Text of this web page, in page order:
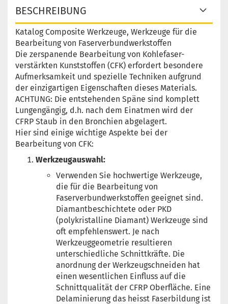
BESCHREIBUNG
Katalog Composite Werkzeuge, Werkzeuge für die
Bearbeitung von Faserverbundwerkstoffen
Die zerspanende Bearbeitung von Kohlefaser-
verstärkten Kunststoffen (CFK) erfordert besondere
Aufmerksamkeit und spezielle Techniken aufgrund
der einzigartigen Eigenschaften dieses Materials.
ACHTUNG: Die entstehenden Späne sind komplett
Lungengängig, d.h. nach dem Einatmen wird der
CFRP Staub in den Bronchien abgelagert.
Hier sind einige wichtige Aspekte bei der
Bearbeitung von CFK:
Werkzeugauswahl:
Verwenden Sie hochwertige Werkzeuge,
die für die Bearbeitung von
Faserverbundwerkstoffen geeignet sind.
Diamantbeschichtete oder PKD
(polykristalline Diamant) Werkzeuge sind
oft empfehlenswert. Je nach
Werkzeuggeometrie resultieren
unterschiedliche Schnittkräfte. Die
anordnung der Werkzeugschneiden hat
einen wesentlichen Einfluss auf die
Schnittqualität der CFRP Oberfläche. Eine
Delaminierung das heisst Faserbildung ist